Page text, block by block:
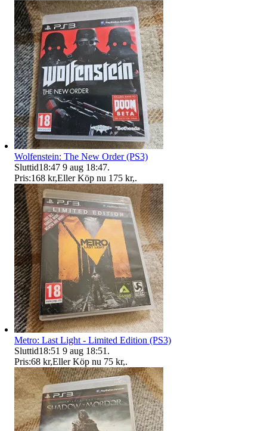
Wolfenstein: The New Order (PS3)
Sluttid18:47 9 aug 18:47.
Pris:168 kr,Eller Köp nu 175 kr,.
Metro: Last Light - Limited Edition (PS3)
Sluttid18:51 9 aug 18:51 .
Pris:68 kr,Eller Köp nu 75 kr,.